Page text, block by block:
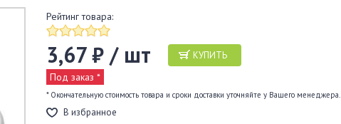
Рейтинг товара:
3,67 ₽ / шт КУПИТЬ
Под заказ *
* Окончательную стоимость товара и сроки доставки уточняйте у Вашего менеджера.
В избранное